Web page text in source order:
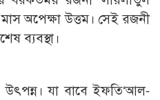
ব্যবস্থা।